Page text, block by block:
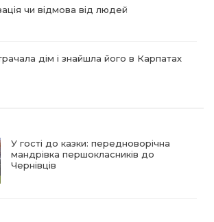
чи відмова від людей
дім і знайшла його в Карпатах
застави до Донбасу:
У гості до казки: передноворічна
мандрівка першокласників до
Чернівців